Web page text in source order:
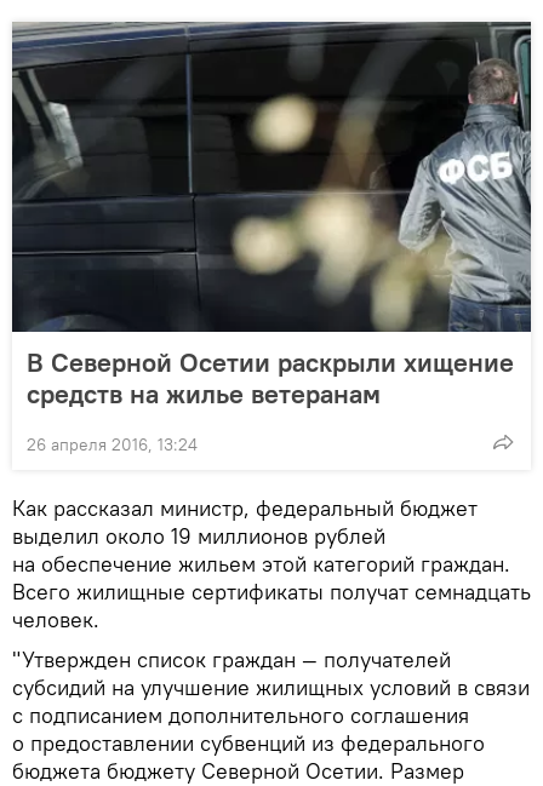
В Северной Осетии раскрыли хищение
средств на жилье ветеранам
26 апреля 2016, 13:24
Как рассказал министр, федеральный бюджет
выделил около 19 миллионов рублей
на обеспечение жильем этой категорий граждан.
Всего жилищные сертификаты получат семнадцать
человек.
"Утвержден список граждан — получателей
субсидий на улучшение жилищных условий в связи
с подписанием дополнительного соглашения
о предоставлении субвенций из федерального
бюджета бюджету Северной Осетии. Размер